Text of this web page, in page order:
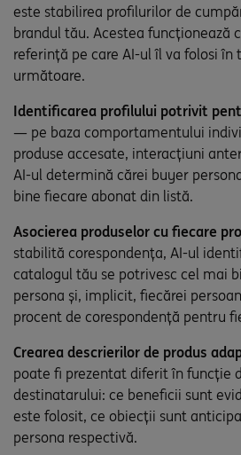
este stabilirea profilurilor de
brandul tău. Acestea funcționează
referință pe care AI-ul îl va folosi în
următoare.
Identificarea profilului potrivit
— pe baza comportamentului
produse accesate, interacțiuni
AI-ul determină cărei buyer
bine fiecare abonat din listă.
Asocierea produselor cu fiecare
stabilită corespondența, AI-ul
catalogul tău se potrivesc cel mai
persona și, implicit, fiecărei
procent de corespondență pentru
Crearea descrierilor de produs
poate fi prezentat diferit în funcție
destinatarului: ce beneficii sunt
este folosit, ce obiecții sunt
persona respectivă.